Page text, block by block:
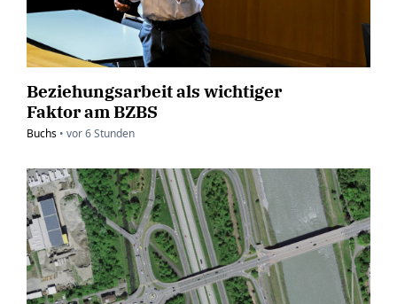
Beziehungsarbeit als wichtiger
Faktor am BZBS
Buchs • vor6 Stunden